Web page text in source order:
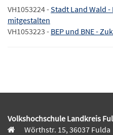
VH1053224 -Stadt Land Wald
mitgestalten
VH1053223 - BEP und BNE -
Volkshochschule Landkreis
Wörthstr. 15, 36037 Fulda